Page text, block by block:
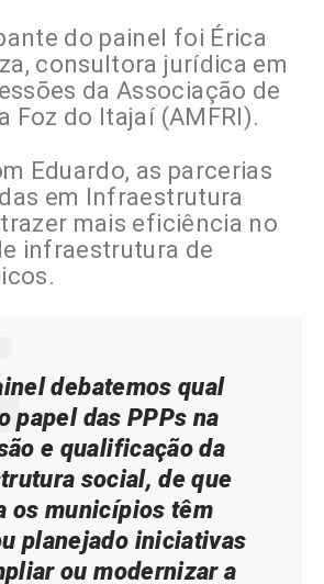
do painel foi Érica
consultora jurídica em
da Associação de
Foz do Itajaí (AMFRI).
Eduardo, as parcerias
em Infraestrutura
mais eficiência no
infraestrutura de
debatemos qual
papel das PPPs na
e qualificação da
social, de que
os municípios têm
planejado iniciativas
ou modernizar a